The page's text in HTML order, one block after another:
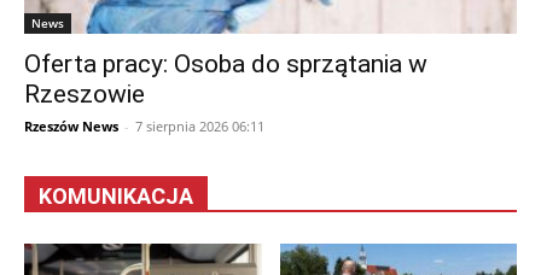
News
Oferta pracy: Osoba do sprzątania w
Rzeszowie
Rzeszów News - 7 sierpnia 2026 06:11
KOMUNIKACJA